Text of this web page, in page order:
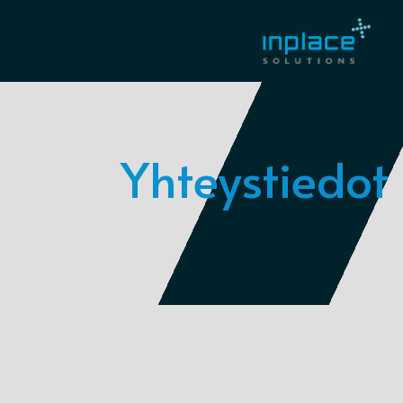
Yhteystiedot